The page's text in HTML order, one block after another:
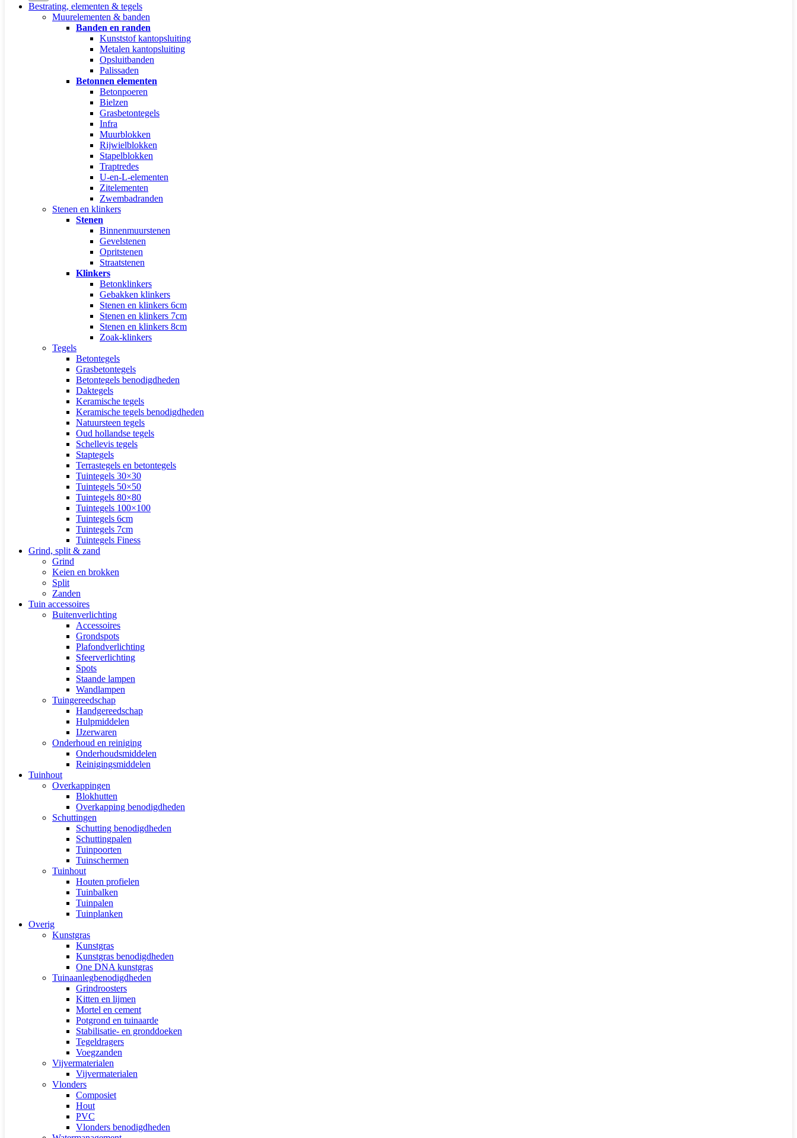
Bestrating, elementen & tegels
Muurelementen & banden
Banden en randen
Kunststof kantopsluiting
Metalen kantopsluiting
Opsluitbanden
Palissaden
Betonnen elementen
Betonpoeren
Bielzen
Grasbetontegels
Infra
Muurblokken
Rijwielblokken
Stapelblokken
Traptredes
U-en-L-elementen
Zitelementen
Zwembadranden
Stenen en klinkers
Stenen
Binnenmuurstenen
Gevelstenen
Opritstenen
Straatstenen
Klinkers
Betonklinkers
Gebakken klinkers
Stenen en klinkers 6cm
Stenen en klinkers 7cm
Stenen en klinkers 8cm
Zoak-klinkers
Tegels
Betontegels
Grasbetontegels
Betontegels benodigdheden
Daktegels
Keramische tegels
Keramische tegels benodigdheden
Natuursteen tegels
Oud hollandse tegels
Schellevis tegels
Staptegels
Terrastegels en betontegels
Tuintegels 30×30
Tuintegels 50×50
Tuintegels 80×80
Tuintegels 100×100
Tuintegels 6cm
Tuintegels 7cm
Tuintegels Finess
Grind, split & zand
Grind
Keien en brokken
Split
Zanden
Tuin accessoires
Buitenverlichting
Accessoires
Grondspots
Plafondverlichting
Sfeerverlichting
Spots
Staande lampen
Wandlampen
Tuingereedschap
Handgereedschap
Hulpmiddelen
IJzerwaren
Onderhoud en reiniging
Onderhoudsmiddelen
Reinigingsmiddelen
Tuinhout
Overkappingen
Blokhutten
Overkapping benodigdheden
Schuttingen
Schutting benodigdheden
Schuttingpalen
Tuinpoorten
Tuinschermen
Tuinhout
Houten profielen
Tuinbalken
Tuinpalen
Tuinplanken
Overig
Kunstgras
Kunstgras
Kunstgras benodigdheden
One DNA kunstgras
Tuinaanlegbenodigdheden
Grindroosters
Kitten en lijmen
Mortel en cement
Potgrond en tuinaarde
Stabilisatie- en gronddoeken
Tegeldragers
Voegzanden
Vijvermaterialen
Vijvermaterialen
Vlonders
Composiet
Hout
PVC
Vlonders benodigdheden